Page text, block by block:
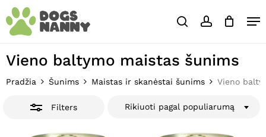
Skip
to
main
searchaccount
Krepšelis
Cart
Vieno baltymo maistas šunims
Pradžia Šunims Maistas ir skanėstai šunims Vieno
Filters Rikiuoti pagal populiarumą
Close